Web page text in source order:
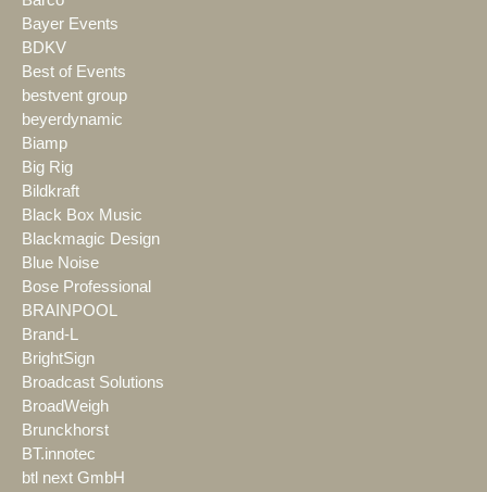
Bayer Events
BDKV
Best of Events
bestvent group
beyerdynamic
Biamp
Big Rig
Bildkraft
Black Box Music
Blackmagic Design
Blue Noise
Bose Professional
BRAINPOOL
Brand-L
BrightSign
Broadcast Solutions
BroadWeigh
Brunckhorst
BT.innotec
btl next GmbH